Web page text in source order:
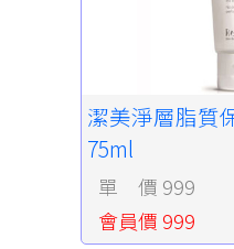
潔美淨層脂質
75ml
單 價 999
會員價 999